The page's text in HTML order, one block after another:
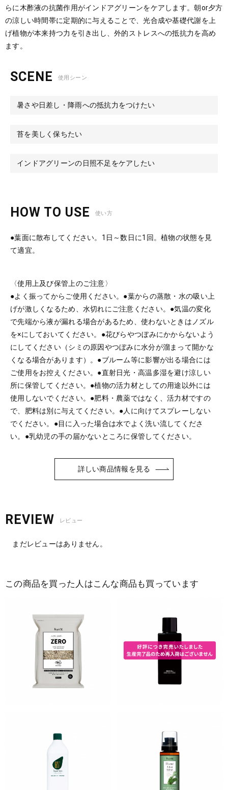
らに木酢液の抗菌作用がインドアグリーンをケアします。朝or夕方
の涼しい時間帯に定期的に与えることで、光合成や基礎代謝を上
げ植物が本来持つ力を引き出し、外的ストレスへの抵抗力を高め
ます。
SCENE 使用シーン
暑さや日差し・降雨への抵抗力をつけたい
苔を美しく保ちたい
インドアグリーンの日照不足をケアしたい
HOW TO USE 使い方
●葉面に散布してください。1日～数日に1回。植物の状態を見
て適宜。
〈使用上及び保管上のご注意〉
●よく振ってからご使用ください。●葉からの蒸散・水の吸い上
げが激しくなるため、水切れにご注意ください。●気温の変化
で先端から液が漏れる場合があるため、使わないときはノズル
を×にしておいてください。●花びらやつぼみにかからないよう
にしてください（シミの原因やつぼみに水分が溜まって開かな
くなる場合があります）。●ブルーム等に影響が出る場合には
ご使用をお控えください。●直射日光・高温多湿を避け涼しい
所に保管してください。●植物の活力材としての用途以外には
使用しないでください。●肥料・農薬ではなく、活力材ですの
で、肥料は別に与えてください。●人に向けてスプレーしない
でください。●目に入った場合は水でよく洗い流してくださ
い。●乳幼児の手の届かないところに保管してください。
詳しい商品情報を見る
REVIEW レビュー
まだレビューはありません。
この商品を買った人はこんな商品も買っています